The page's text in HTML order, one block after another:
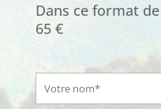
Dans ce format
65 €